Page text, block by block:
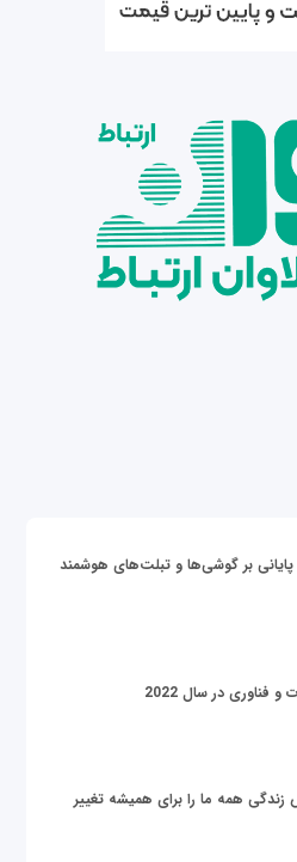
بر گوشی‌ها و تبلت‌های هوشمند
زندگی همه ما را برای همیشه تغییر